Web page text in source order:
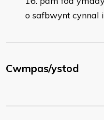
o safbwynt cynnal
Cwmpas/ystod